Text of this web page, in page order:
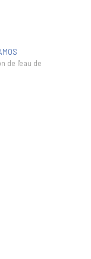
de l'eau de